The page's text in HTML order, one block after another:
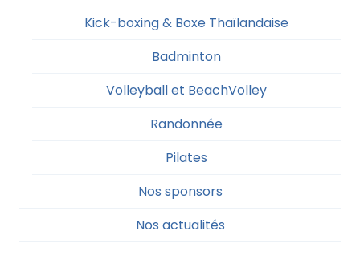
Kick-boxing & Boxe Thaïlandaise
Badminton
Volleyball et BeachVolley
Randonnée
Pilates
Nos sponsors
Nos actualités